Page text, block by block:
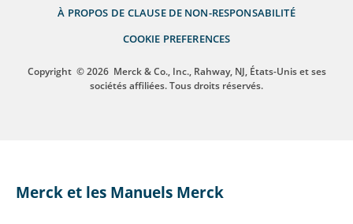
À PROPOS DE CLAUSE DE NON-RESPONSABILITÉ
COOKIE PREFERENCES
Copyright © 2026 Merck & Co., Inc., Rahway, NJ, États-Unis et ses
sociétés affiliées. Tous droits réservés.
Merck et les Manuels Merck